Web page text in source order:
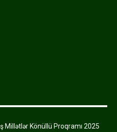
Millətlər Könüllü Proqramı 2025